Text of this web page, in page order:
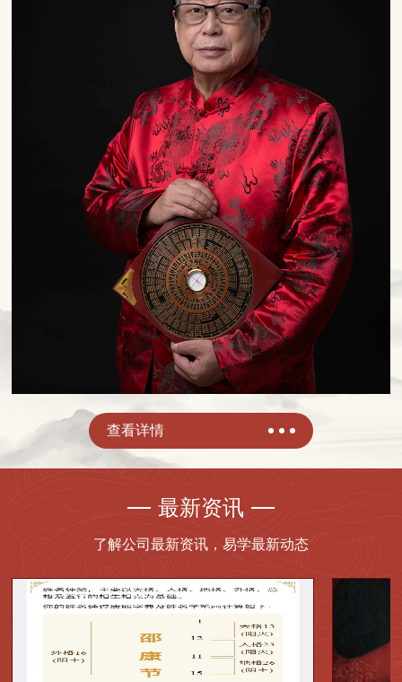
查看详情
最新资讯
了解公司最新资讯，易学最新动态